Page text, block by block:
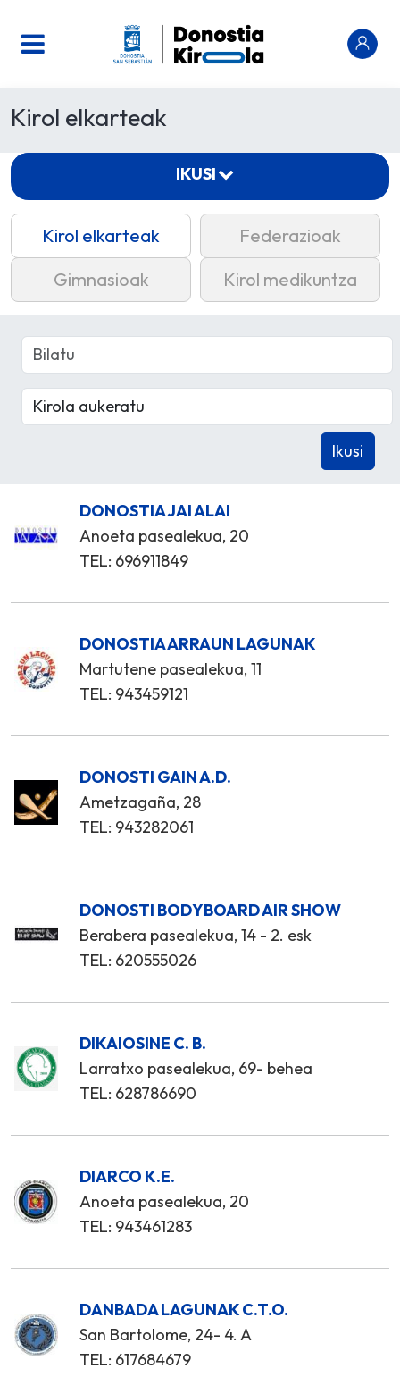
Kirol elkarteak
Kirol elkarteak
Federazioak
Gimnasioak
Kirol medikuntza
DONOSTIA JAI ALAI
Anoeta pasealekua, 20
TEL: 696911849
DONOSTIA ARRAUN LAGUNAK
Martutene pasealekua, 11
TEL: 943459121
DONOSTI GAIN A.D.
Ametzagaña, 28
TEL: 943282061
DONOSTI BODYBOARD AIR SHOW
Berabera pasealekua, 14 - 2. esk
TEL: 620555026
DIKAIOSINE C. B.
Larratxo pasealekua, 69- behea
TEL: 628786690
DIARCO K.E.
Anoeta pasealekua, 20
TEL: 943461283
DANBADA LAGUNAK C.T.O.
San Bartolome, 24- 4. A
TEL: 617684679
IKUSI